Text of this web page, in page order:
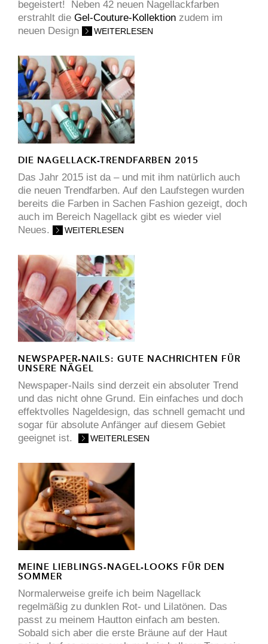
begeistert! Neben 42 neuen Nagellackfarben
erstrahlt die Gel-Couture-Kollektion zudem im
neuen Design
WEITERLESEN
DIE NAGELLACK-TRENDFARBEN 2015
Das Jahr 2015 ist da – und mit ihm natürlich auch
die neuen Trendfarben. Auf den Laufstegen wurden
bereits die Farben in Sachen Fashion gezeigt, doch
auch im Bereich Nagellack gibt es wieder viel
Neues.
WEITERLESEN
NEWSPAPER-NAILS: GUTE NACHRICHTEN FÜR
UNSERE NÄGEL
Newspaper-Nails sind derzeit ein absoluter Trend
und das nicht ohne Grund. Ein einfaches und doch
effektvolles Nageldesign, das schnell gemacht und
sogar für absolute Anfänger auf diesem Gebiet
geeignet ist.
WEITERLESEN
MEINE LIEBLINGS-NAGEL-LOOKS FÜR DEN
SOMMER
Normalerweise greife ich beim Nagellack
regelmäßig zu dunklen Rot- und Lilatönen. Das
passt zu meinem Hautton einfach am besten.
Sobald sich aber die erste Bräune auf der Haut